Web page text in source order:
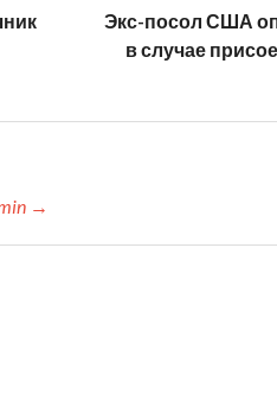
Экс-посол США
в случае
→